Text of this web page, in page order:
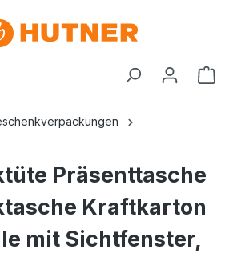
Präsenttasche
Kraftkarton
mit Sichtfenster,